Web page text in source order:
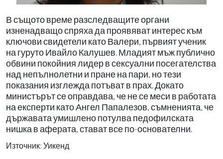
В същото време разследващите органи
изненадващо спряха да проявяват интерес към
ключови свидетели като Валери, първият ученик
на гуруто Ивайло Калушев. Младият мъж публично
обвини покойния лидер в сексуални посегателства
над непълнолетни и пране на пари, но тези
показания изглежда потъват в прах. Докато
министърът се оправдава, че не се меси в работата
на експерти като Ангел Папалезов, съмненията, че
държавата умишлено потулва педофилската
нишка в аферата, стават все по-основателни.
Източник: Уикенд